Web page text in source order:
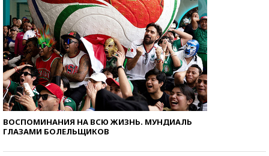
ВОСПОМИНАНИЯ НА ВСЮ ЖИЗНЬ. МУНДИАЛЬ
ГЛАЗАМИ БОЛЕЛЬЩИКОВ